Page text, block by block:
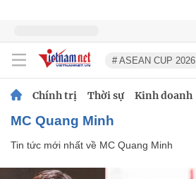
# ASEAN CUP 2026
Chính trị Thời sự Kinh doanh
MC Quang Minh
Tin tức mới nhất về MC Quang Minh